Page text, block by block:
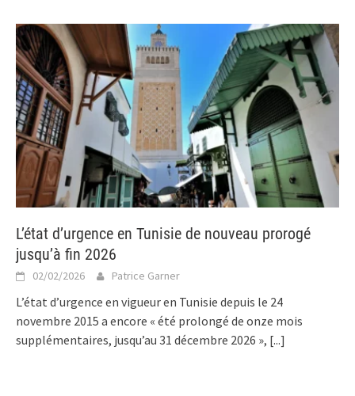
L’état d’urgence en Tunisie de nouveau prorogé
jusqu’à fin 2026
02/02/2026 Patrice Garner
L’état d’urgence en vigueur en Tunisie depuis le 24
novembre 2015 a encore « été prolongé de onze mois
supplémentaires, jusqu’au 31 décembre 2026 », [...]